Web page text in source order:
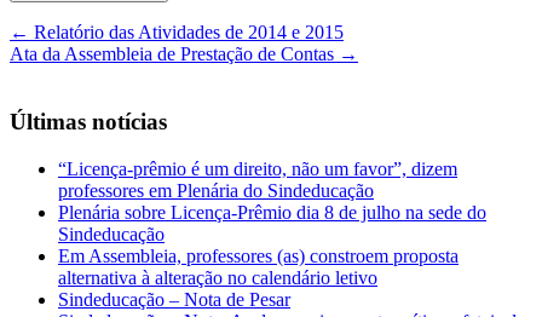
← Relatório das Atividades de 2014 e 2015
Ata da Assembleia de Prestação de Contas →
Últimas notícias
“Licença-prêmio é um direito, não um favor”, dizem
professores em Plenária do Sindeducação
Plenária sobre Licença-Prêmio dia 8 de julho na sede do
Sindeducação
Em Assembleia, professores (as) constroem proposta
alternativa à alteração no calendário letivo
Sindeducação – Nota de Pesar